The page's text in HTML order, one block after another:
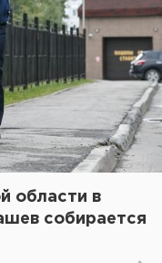
области в
собирается